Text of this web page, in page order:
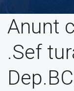
Anunt
.Sef